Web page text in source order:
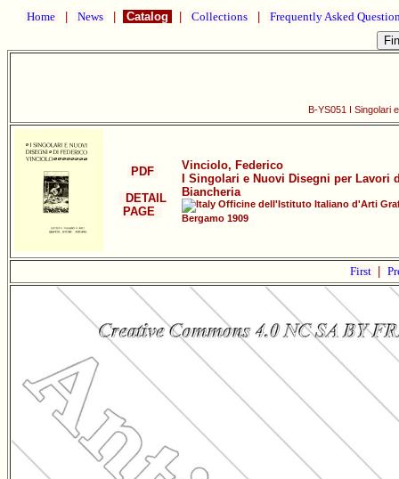
Home News Catalog Collections Frequently Asked
B-YS051 I Singolari
PDF
DETAIL
PAGE
Vinciolo, Federico
I Singolari e Nuovi Disegni per Lavori
Biancheria
Officine dell'Istituto Italiano d'Arti
Bergamo 1909
First